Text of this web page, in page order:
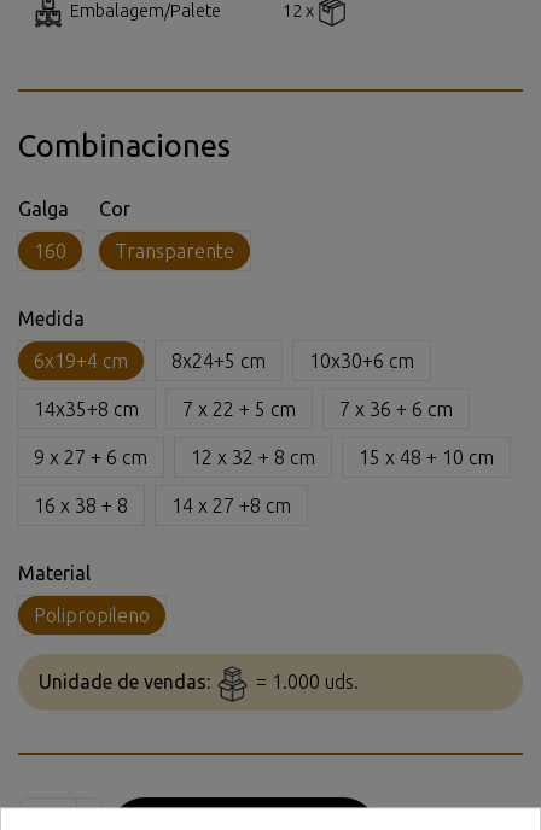
Embalagem/Palete 12 x
Combinaciones
Galga
160
Cor
Transparente
Medida
6x19+4 cm
8x24+5 cm 10x30+6 cm
14x35+8 cm 7 x 22 + 5 cm 7 x 36 + 6 cm
9 x 27 + 6 cm 12 x 32 + 8 cm 15 x 48 + 10 cm
16 x 38 + 8 14 x 27 +8 cm
Material
Polipropileno
Unidade de vendas: = 1.000 uds.